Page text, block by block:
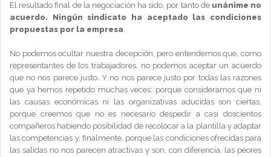
El resultado final de la negociación ha sido, por tanto de unánime no
acuerdo. Ningún sindicato ha aceptado las condiciones
propuestas por la empresa.
No podemos ocultar nuestra decepción, pero entendemos que, como
representantes de los trabajadores, no podemos aceptar un acuerdo
que no nos parece justo. Y no nos parece justo por todas las razones
que ya hemos repetido muchas veces: porque consideramos que ni
las causas económicas ni las organizativas aducidas son ciertas,
porque creemos que no es necesario despedir a casi doscientos
compañeros habiendo posibilidad de recolocar a la plantilla y adaptar
las competencias y, finalmente, porque las condiciones ofrecidas para
las salidas no nos parecen atractivas y son, con diferencia, las peores